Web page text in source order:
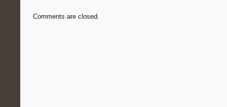
Comments are closed.